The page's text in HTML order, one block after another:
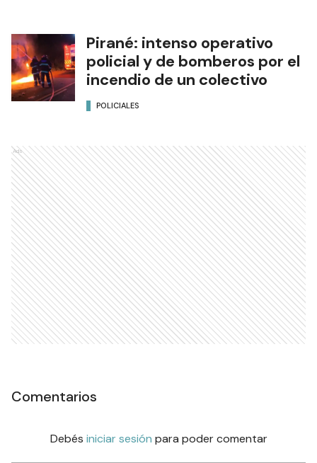
Pirané: intenso operativo
policial y de bomberos por el
incendio de un colectivo
POLICIALES
Ads
Comentarios
Debés iniciar sesión para poder comentar